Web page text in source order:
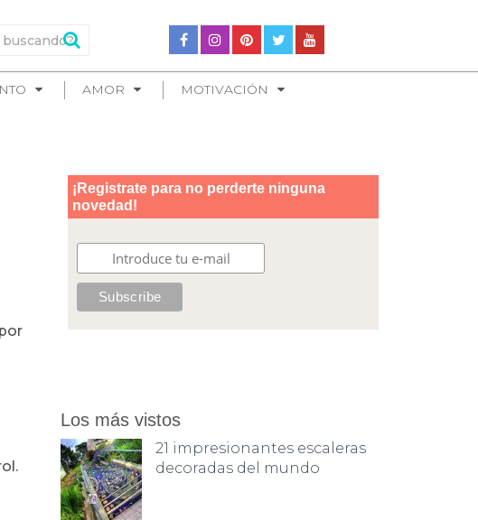
AMOR MOTIVACIÓN
Los más vistos
21 impresionantes escaleras
decoradas del mundo